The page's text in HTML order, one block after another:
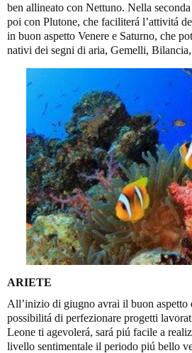
ben allineato con Nettuno. Nella
poi con Plutone, che faciliterá l’attivitá
in buon aspetto Venere e Saturno, che
nativi dei segni di aria, Gemelli,
ARIETE
All’inizio di giugno avrai il buon aspetto
possibilitá di perfezionare progetti
Leone ti agevolerá, sará piú facile a
livello sentimentale il periodo piú bello